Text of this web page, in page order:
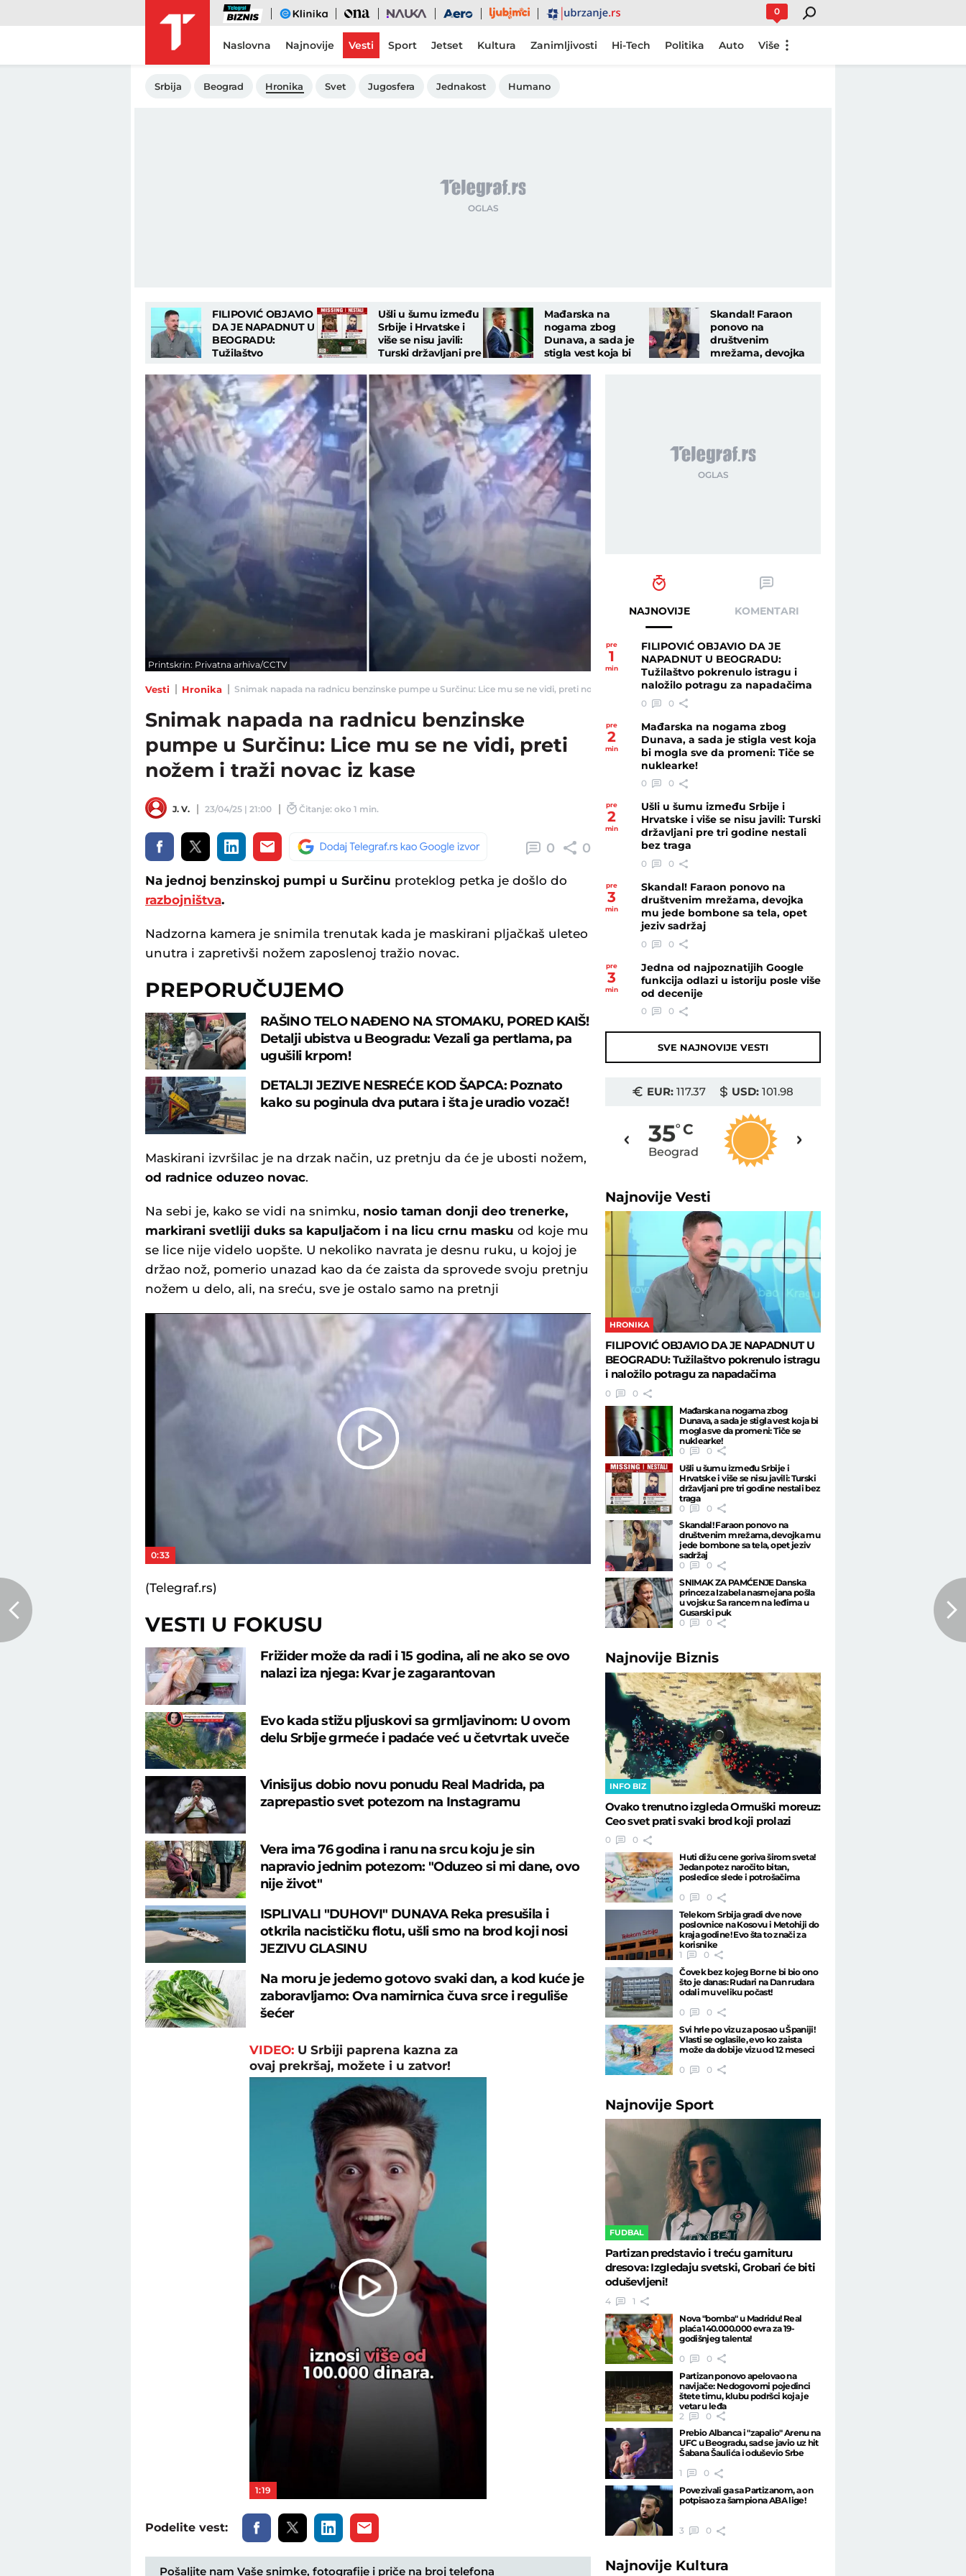
Biznis eKlinika Ona Nauka Aero Ljubimci Ubrzanje 0
Naslovna Najnovije Vesti Sport Jetset Kultura Zanimljivosti Hi-Tech Politika Auto Više
Srbija Beograd Hronika Svet Jugosfera Jednakost Humano
FILIPOVIĆ OBJAVIO
DA JE NAPADNUT U
BEOGRADU:
Tužilaštvo
naložilo potragu za
napadačima
Ušli u šumu između
Srbije i Hrvatske i
više se nisu javili:
Turski državljani pre
bez traga
Mađarska na
nogama zbog
Dunava, a sada je
stigla vest koja bi
promeni: Tiče se
nuklearke!
Skandal! Faraon
ponovo na
društvenim
mrežama, devojka
Printskrin: Privatna arhiva/CCTV
Vesti Hronika Snimak napada na radnicu benzinske pumpe u Surčinu: Lice mu se ne vidi, preti nožem i traži novac iz kase - Vesti - Telegraf.rs
Snimak napada na radnicu benzinske
pumpe u Surčinu: Lice mu se ne vidi, preti
nožem i traži novac iz kase
J. V. 23/04/25 | 21:00 Čitanje: oko 1 min.
0 0
Na jednoj benzinskoj pumpi u Surčinu proteklog petka je došlo do
razbojništva.
Nadzorna kamera je snimila trenutak kada je maskirani pljačkaš uleteo
unutra i zapretivši nožem zaposlenoj tražio novac.
PREPORUČUJEMO
RAŠINO TELO NAĐENO NA STOMAKU, PORED KAIŠ!
Detalji ubistva u Beogradu: Vezali ga pertlama, pa
ugušili krpom!
DETALJI JEZIVE NESREĆE KOD ŠAPCA: Poznato
kako su poginula dva putara i šta je uradio vozač!
Maskirani izvršilac je na drzak način, uz pretnju da će je ubosti nožem,
od radnice oduzeo novac.
Na sebi je, kako se vidi na snimku, nosio taman donji deo trenerke,
markirani svetliji duks sa kapuljačom i na licu crnu masku od koje mu
se lice nije videlo uopšte. U nekoliko navrata je desnu ruku, u kojoj je
držao nož, pomerio unazad kao da će zaista da sprovede svoju pretnju
nožem u delo, ali, na sreću, sve je ostalo samo na pretnji
Play
Video
0:33
(Telegraf.rs)
VESTI U FOKUSU
Frižider može da radi i 15 godina, ali ne ako se ovo
nalazi iza njega: Kvar je zagarantovan
Evo kada stižu pljuskovi sa grmljavinom: U ovom
delu Srbije grmeće i padaće već u četvrtak uveče
Vinisijus dobio novu ponudu Real Madrida, pa
zaprepastio svet potezom na Instagramu
Vera ima 76 godina i ranu na srcu koju je sin
napravio jednim potezom: "Oduzeo si mi dane, ovo
nije život"
ISPLIVALI "DUHOVI" DUNAVA Reka presušila i
otkrila nacističku flotu, ušli smo na brod koji nosi
JEZIVU GLASINU
Na moru je jedemo gotovo svaki dan, a kod kuće je
zaboravljamo: Ova namirnica čuva srce i reguliše
šećer
VIDEO: U Srbiji paprena kazna za
ovaj prekršaj, možete i u zatvor!
Play
Video
1:19
Podelite vest:
Pošaljite nam Vaše snimke, fotografije i priče na broj telefona
NAJNOVIJE KOMENTARI
pre
1
min
FILIPOVIĆ OBJAVIO DA JE
NAPADNUT U BEOGRADU:
Tužilaštvo pokrenulo istragu i
naložilo potragu za napadačima
0 0
pre
2
min
Mađarska na nogama zbog
Dunava, a sada je stigla vest koja
bi mogla sve da promeni: Tiče se
nuklearke!
0 0
pre
2
min
Ušli u šumu između Srbije i
Hrvatske i više se nisu javili: Turski
državljani pre tri godine nestali
bez traga
0 0
pre
3
min
Skandal! Faraon ponovo na
društvenim mrežama, devojka
mu jede bombone sa tela, opet
jeziv sadržaj
0 0
pre
3
min
Jedna od najpoznatijih Google
funkcija odlazi u istoriju posle više
od decenije
0 0
SVE NAJNOVIJE VESTI
EUR:117.37 USD: 101.98
Priština
35o C
Beograd
NajnovijeVesti
HRONIKA
FILIPOVIĆ OBJAVIO DA JE NAPADNUT U
BEOGRADU: Tužilaštvo pokrenulo istragu
i naložilo potragu za napadačima
0
0
Mađarska na nogama zbog
Dunava, a sada je stigla vest koja bi
mogla sve da promeni: Tiče se
nuklearke!
0
0
Ušli u šumu između Srbije i
Hrvatske i više se nisu javili: Turski
državljani pre tri godine nestali bez
traga
0
0
Skandal! Faraon ponovo na
društvenim mrežama, devojka mu
jede bombone sa tela, opet jeziv
sadržaj
0
0
SNIMAK ZA PAMĆENJE Danska
princeza Izabela nasmejana pošla
u vojsku: Sa rancem na leđima u
Gusarski puk
0
0
Najnovije Biznis
INFO BIZ
Ovako trenutno izgleda Ormuški moreuz:
Ceo svet prati svaki brod koji prolazi
0
0
Huti dižu cene goriva širom sveta!
Jedan potez naročito bitan,
posledice slede i potrošačima
0
0
Telekom Srbija gradi dve nove
poslovnice na Kosovu i Metohiji do
kraja godine! Evo šta to znači za
korisnike
1
0
Čovek bez kojeg Bor ne bi bio ono
što je danas: Rudari na Dan rudara
odali mu veliku počast!
0
0
Svi hrle po vizu za posao u Španiji!
Vlasti se oglasile, evo ko zaista
može da dobije vizu od 12 meseci
0
0
NajnovijeSport
FUDBAL
Partizan predstavio i treću garnituru
dresova: Izgledaju svetski, Grobari će biti
oduševljeni!
4
1
Nova "bomba" u Madridu! Real
plaća 140.000.000 evra za 19-
godišnjeg talenta!
0
0
Partizan ponovo apelovao na
navijače: Nedogovorni pojedinci
štete timu, klubu podršci koja je
vetar u leđa
2
0
Prebio Albanca i "zapalio" Arenu na
UFC u Beogradu, sad se javio uz hit
Šabana Šaulića i oduševio Srbe
1
0
Povezivali ga sa Partizanom, a on
potpisao za šampiona ABA lige!
3 0
Najnovije Kultura